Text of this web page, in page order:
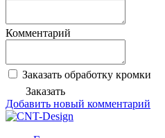
Комментарий
Заказать обработку кромки
Заказать
Добавить новый комментарий